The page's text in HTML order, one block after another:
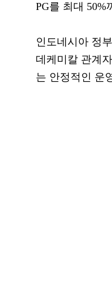
PG를 최대
인도네시아 정
데케미칼 관계
는 안정적인 운